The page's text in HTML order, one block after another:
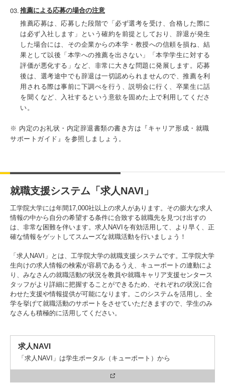
推薦による応募の場合の注意
推薦応募は、応募した段階で「必ず選考を受け、合格した際に
は必ず入社します」という確約を前提としており、辞退が発生
した場合には、その企業からの本学・教授への信頼を損ね、結
果として以後「本学への推薦を出さない」「本学学生に対する
評価が悪化する」など、非常に大きな問題に発展します。応募
後は、選考途中でも辞退は一切認められませんので、推薦を利
用される際は事前に下調べを行う、説明会に行く、卒業生に話
を聞くなど、入社するという意欲を固めた上で利用してくださ
い。
※ 内定のお礼状・内定辞退書類の書き方は『キャリア形成・就職
サポートガイド』を参照しましょう。
就職支援システム「求人NAVI」
工学院大学には年間17,000社以上の求人があります。その膨大な求人
情報の中から自分の希望する条件に合致する就職先を見つけ出すの
は、非常な困難を伴います。求人NAVIを有効活用して、より早く、正
確な情報をゲットしてスムーズな就職活動を行いましょう！
「求人NAVI」とは、工学院大学の就職支援システムです。工学院大学
生向けの求人情報の検索が容易であるうえ、キューポートの連動によ
り、みなさんの就職活動の状況を教員や就職キャリア支援センタース
タッフがより詳細に把握することができるため、それぞれの状況に合
わせた支援や情報提供が可能になります。このシステムを活用し、全
学を挙げて就職活動のサポートをさせていただきますので、学生のみ
なさんも積極的に活用してください。
求人NAVI
「求人NAVI」は学生ポータル（キューポート）から